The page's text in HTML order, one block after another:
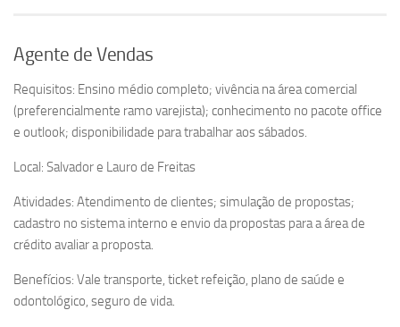
Agente de Vendas
Requisitos: Ensino médio completo; vivência na área comercial
(preferencialmente ramo varejista); conhecimento no pacote office
e outlook; disponibilidade para trabalhar aos sábados.
Local: Salvador e Lauro de Freitas
Atividades: Atendimento de clientes; simulação de propostas;
cadastro no sistema interno e envio da propostas para a área de
crédito avaliar a proposta.
Benefícios: Vale transporte, ticket refeição, plano de saúde e
odontológico, seguro de vida.